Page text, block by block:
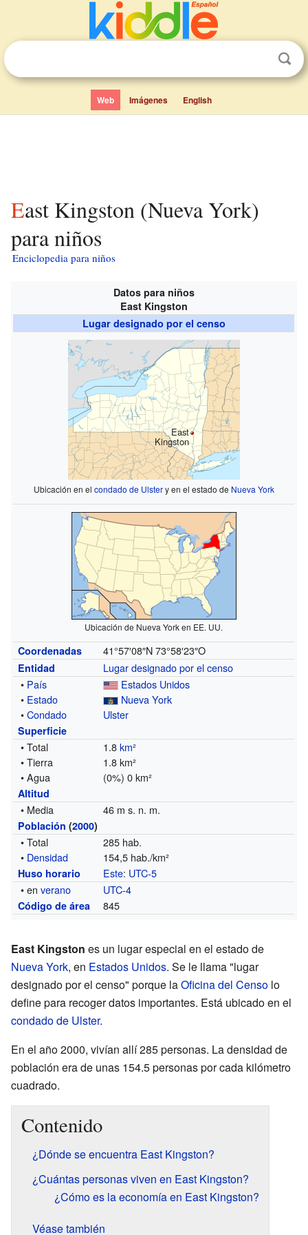
Web Imágenes English
East Kingston (Nueva York)
para niños
Enciclopedia para niños
Datos para niños
East Kingston
Lugar designado por el censo
East
Kingston
Ubicación en el condado de Ulstery en el estado de Nueva York
Ubicación de Nueva York en EE. UU.
Coordenadas 41°57′08″N 73°58′23″O
Entidad
Lugar designado por el censo
• País
Estados Unidos
• Estado
Nueva York
•Condado Ulster
Superficie
• Total 1.8km²
• Tierra
1.8 km²
• Agua
(0%) 0 km²
Altitud
• Media 46 m s. n. m.
Población (2000)
• Total
285 hab.
• Densidad 154,5 hab./km²
Huso horario Este: UTC-5
• enverano UTC-4
Código de área 845
East Kingston es un lugar especial en el estado de
Nueva York, en Estados Unidos. Se le llama "lugar
designado por el censo" porque laOficina del Censo lo
define para recoger datos importantes. Está ubicado en el
condado de Ulster.
En el año 2000, vivían allí 285 personas. La densidad de
población era de unas 154.5 personas por cada kilómetro
cuadrado.
Contenido
¿Dónde se encuentra East Kingston?
¿Cuántas personas viven en East Kingston?
¿Cómo es la economía en East Kingston?
Véase también